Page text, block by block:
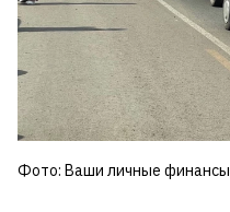
Фото: Ваши личные финансы